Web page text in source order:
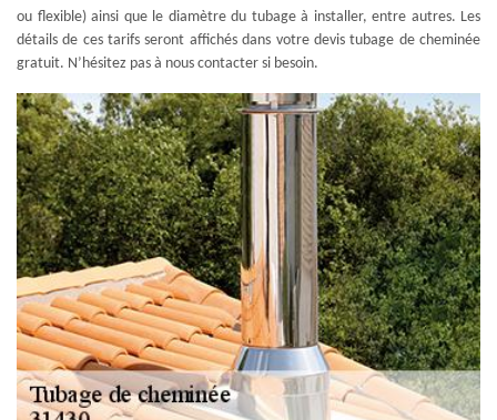
ou flexible) ainsi que le diamètre du tubage à installer, entre autres. Les
détails de ces tarifs seront affichés dans votre devis tubage de cheminée
gratuit. N’hésitez pas à nous contacter si besoin.